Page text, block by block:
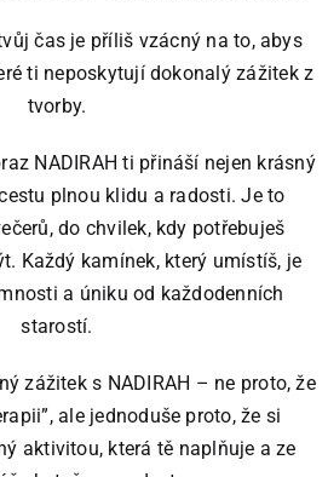
čas je příliš vzácný na to, abys
ti neposkytují dokonalý zážitek z
tvorby.
NADIRAH ti přináší nejen krásný
plnou klidu a radosti. Je to
do chvilek, kdy potřebuješ
Každý kamínek, který umístíš, je
a úniku od každodenních
starostí.
zážitek s NADIRAH – ne proto, že
ale jednoduše proto, že si
aktivitou, která tě naplňuje a ze